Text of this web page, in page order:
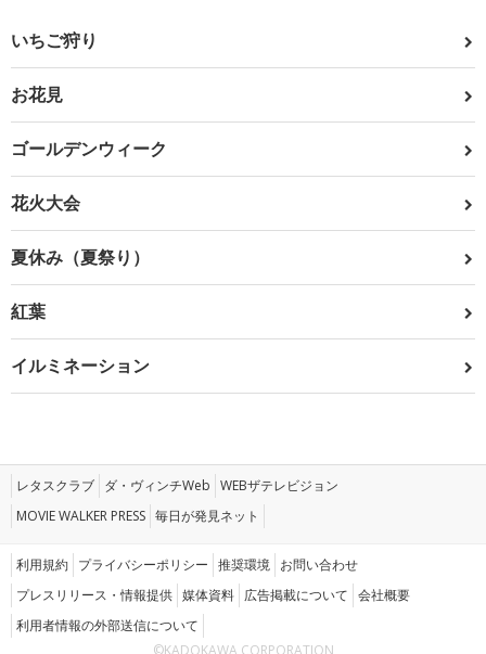
いちご狩り
お花見
ゴールデンウィーク
花火大会
夏休み（夏祭り）
紅葉
イルミネーション
レタスクラブ ダ・ヴィンチWeb WEBザテレビジョン
MOVIE WALKER PRESS 毎日が発見ネット
利用規約 プライバシーポリシー 推奨環境 お問い合わせ
プレスリリース・情報提供 媒体資料 広告掲載について 会社概要
利用者情報の外部送信について